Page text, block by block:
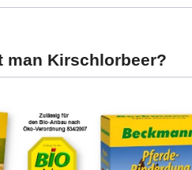
man Kirschlorbeer?